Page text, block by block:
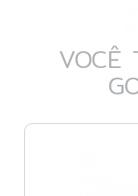
VOCÊ